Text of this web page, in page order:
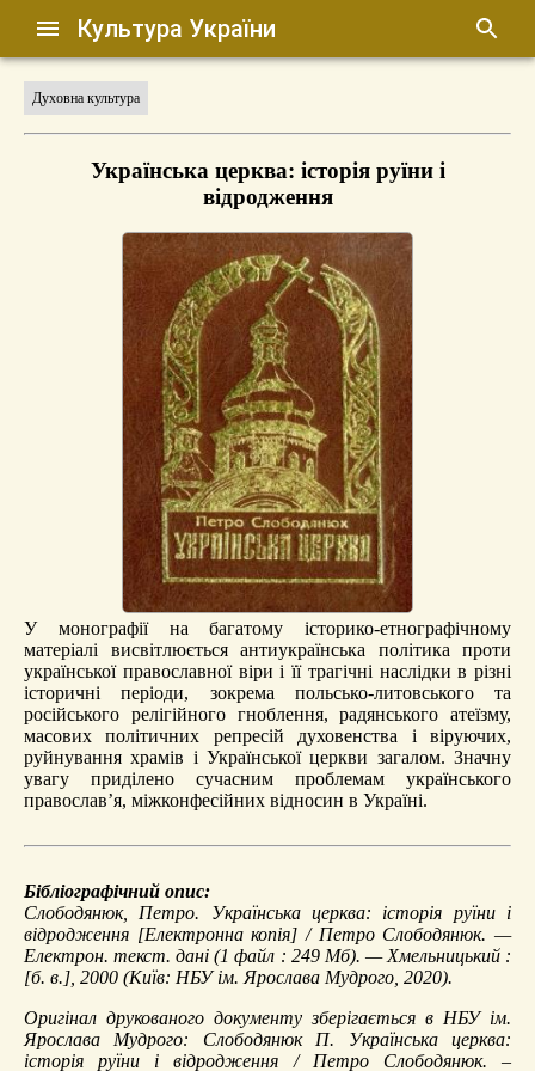
Культура України
Духовна культура
Українська церква: історія руїни і
відродження
У монографії на багатому історико-етнографічному
матеріалі висвітлюється антиукраїнська політика проти
української православної віри і її трагічні наслідки в різні
історичні періоди, зокрема польсько-литовського та
російського релігійного гноблення, радянського атеїзму,
масових політичних репресій духовенства і віруючих,
руйнування храмів і Української церкви загалом. Значну
увагу приділено сучасним проблемам українського
православ’я, міжконфесійних відносин в Україні.
Бібліографічний опис:
Слободянюк, Петро. Українська церква: історія руїни і
відродження [Електронна копія] / Петро Слободянюк. —
Електрон. текст. дані (1 файл : 249 Мб). — Хмельницький :
[б. в.], 2000 (Київ: НБУ ім. Ярослава Мудрого, 2020).
Оригінал друкованого документу зберігається в НБУ ім.
Ярослава Мудрого: Слободянюк П. Українська церква:
історія руїни і відродження / Петро Слободянюк. –